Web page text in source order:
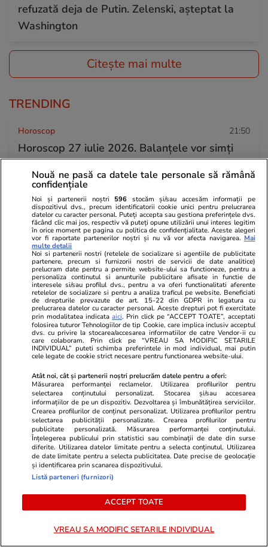
refuzată deja de Putin. Zelenski, așteptat la
Washington
Citește mai multe
TRENDING
Horoscop 21:50
Horoscop 27 iulie 2026. Balanțele vor simți
pe care le folosesc rar sau deloc
Știri România 16:00
Român întors acasă după 25 de ani în
Germania: „Și urzica e mai faină aici decât
trandafirii dincolo”
Știri România 12:08
Ploi torențiale, grindină și vijelii în 21 de
județe. Harta zonelor vizate luni de avertizarea
meteo ANM cod galben
Ştiri 26 iul. 2021
Ce nu trebuie să faci de Sfântul Pantelimon
Știri România 18:49
Rezultatele Loto 6/49 din 26 iulie 2026.
Numerele câștigătoare extrase duminică
Nouă ne pasă ca datele tale personale să rămână
confidențiale
Noi și partenerii noștri 596 stocăm și/sau accesăm informații pe
dispozitivul dvs., precum identificatorii cookie unici pentru prelucrarea
datelor cu caracter personal. Puteți accepta sau gestiona preferințele dvs.
făcând clic mai jos, respectiv vă puteți opune utilizării unui interes legitim
în orice moment pe pagina cu politica de confidențialitate. Aceste alegeri
vor fi raportate partenerilor noștri și nu vă vor afecta navigarea. Mai
multe detalii
Noi si partenerii nostri (retelele de socializare si agentiile de publicitate
partenere, precum si furnizorii nostri de servicii de date analitice)
prelucram date pentru a permite website-ului sa functioneze, pentru a
personaliza continutul si anunturile publicitare afisate in functie de
interesele si/sau profilul dvs., pentru a va oferi functionalitati aferente
retelelor de socializare si pentru a analiza traficul pe website. Beneficiati
de drepturile prevazute de art. 15-22 din GDPR in legatura cu
prelucrarea datelor cu caracter personal. Aceste drepturi pot fi exercitate
prin modalitatea indicataaici. Prin click pe “ACCEPT TOATE”, acceptati
folosirea tuturor Tehnologiilor de tip Cookie, care implica inclusiv acceptul
dvs. cu privire la stocarea/accesarea informatiilor de catre Vendor-ii cu
care colaboram. Prin click pe “VREAU SA MODIFIC SETARILE
INDIVIDUAL” puteti schimba preferintele in mod individual, mai putin
cele legate de cookie strict necesare pentru functionarea website-ului.
Atât noi, cât și partenerii noștri prelucrăm datele pentru a oferi:
Măsurarea performanței reclamelor. Utilizarea profilurilor pentru
selectarea conținutului personalizat. Stocarea și/sau accesarea
informațiilor de pe un dispozitiv. Dezvoltarea și îmbunătățirea serviciilor.
Crearea profilurilor de conținut personalizat. Utilizarea profilurilor pentru
selectarea publicității personalizate. Crearea profilurilor pentru
publicitate personalizată. Măsurarea performanței conținutului.
Înțelegerea publicului prin statistici sau combinații de date din surse
diferite. Utilizarea datelor limitate pentru a selecta conținutul. Utilizarea
de date limitate pentru a selecta publicitatea. Date precise de geolocație
și identificarea prin scanarea dispozitivului.
Listă parteneri (furnizori)
ACCEPT TOATE
VREAU SA MODIFIC SETARILE INDIVIDUAL